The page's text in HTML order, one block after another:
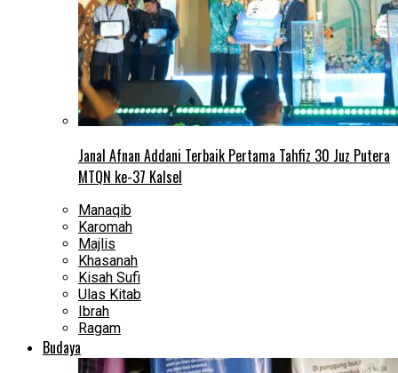
Janal Afnan Addani Terbaik Pertama Tahfiz 30 Juz Putera
MTQN ke-37 Kalsel
Manaqib
Karomah
Majlis
Khasanah
Kisah Sufi
Ulas Kitab
Ibrah
Ragam
Budaya